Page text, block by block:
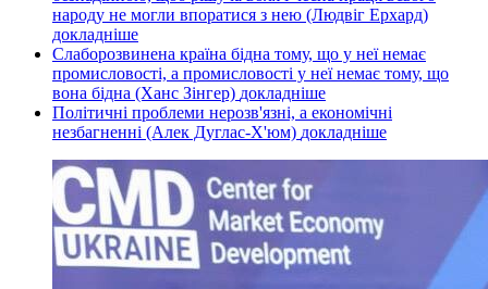
народу не могли впоратися з нею (Людвіг Ерхард)
докладнiше
Слаборозвинена країна бідна тому, що у неї немає
промисловості, а промисловості у неї немає тому, що
вона бідна (Ханс Зінгер) докладнiше
Політичні проблеми нерозв'язні, а економічні
незбагненні (Алек Дуглас-Х'юм) докладнiше